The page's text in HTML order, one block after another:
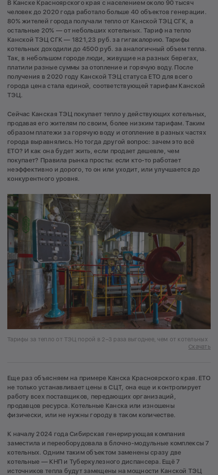
В Канске Красноярского края с населением около 90 тысяч
человек до 2020 года работало больше 40 объектов генерации.
80% жителей города получали тепло от Канской ТЭЦ СГК, а
остальные 20% — от небольших котельных. Тариф на тепло
Канской ТЭЦ СГК — 1821,23 руб. за гигакалорию. Тарифы
котельных доходили до 4500 руб. за аналогичный объем тепла.
Так, в небольшом городе люди, живущие на разных берегах,
платили разные суммы за отопление и горячую воду. После
получения в 2020 году Канской ТЭЦ статуса ЕТО для всего
города цена стала единой, соответствующей тарифам Канской
ТЭЦ.
Сейчас Канская ТЭЦ покупает тепло у действующих котельных,
продавая его жителям по своим, более низким тарифам. Таким
образом платежи за горячую воду и отопление в разных частях
города выравнялись. Но тогда другой вопрос: зачем это всё
ЕТО? И как она будет жить, если продает дешевле, чем
покупает? Правила рынка просты: если кто-то работает
неэффективно и дорого, то он или уходит, или улучшается до
конкурентного уровня.
Тарифы за тепло от ТЭЦ порой в 2–3 раза выгоднее, чем от котельных
Скачать
Еще раз объясняем на примере Канска Красноярского края. ЕТО
не только устанавливает цены в СЦТ, она еще и контролирует
работу всех поставщиков, передающих организаций,
продавцов ресурса. Котельные Канска или изношены
физически, или не нужны городу в таком количестве.
К началу 2024 года Сибирская генерирующая компания
заместила и переоборудовала в блочно-модульные комплексы 7
котельных. Одним таким объектом заменены сразу две
котельные — КНП и Туберкулезного диспансера. Ещё 7
источников тепла будут замещены на мощности Канской ТЭЦ